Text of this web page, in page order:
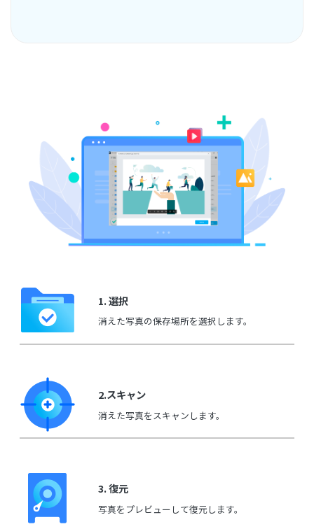
1. 選択
消えた写真の保存場所を選択します。
2.スキャン
消えた写真をスキャンします。
3. 復元
写真をプレビューして復元します。